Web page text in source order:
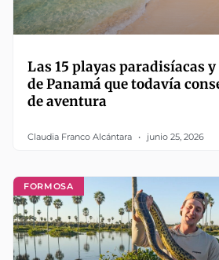
Las 15 playas paradisíacas
de Panamá que todavía
de aventura
Claudia Franco Alcántara junio 25, 2026
FORMOSA